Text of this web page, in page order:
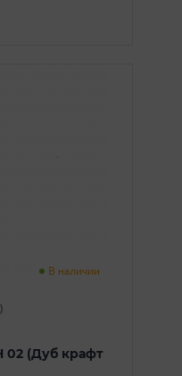
В наличии
02 (Дуб крафт